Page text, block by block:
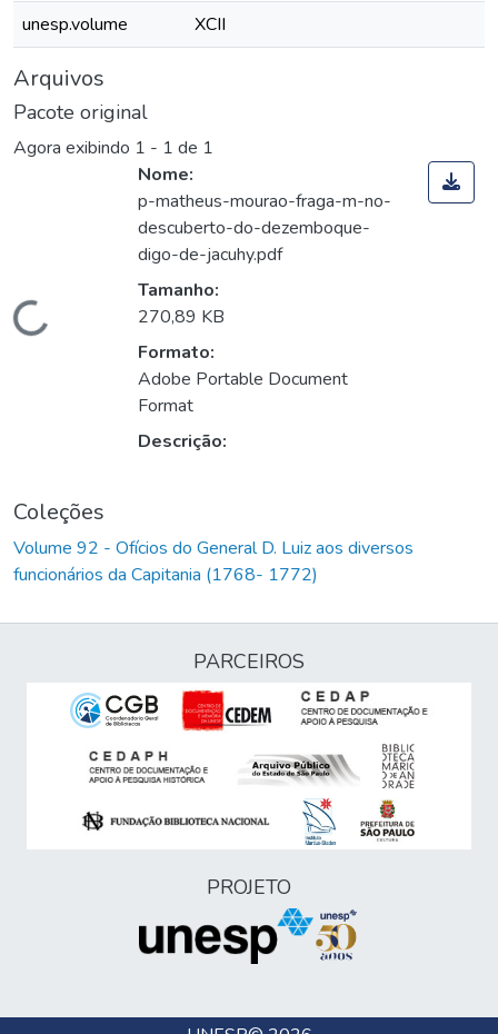
unesp.volume
XCII
Arquivos
Pacote original
Agora exibindo 1 - 1 de 1
Carregando...
Nome:
p-matheus-mourao-fraga-m-no-
descuberto-do-dezemboque-
digo-de-jacuhy.pdf
Tamanho:
270,89 KB
Formato:
Adobe Portable Document
Format
Descrição:
Coleções
Volume 92 - Ofícios do General D. Luiz aos diversos
funcionários da Capitania (1768- 1772)
PARCEIROS
PROJETO